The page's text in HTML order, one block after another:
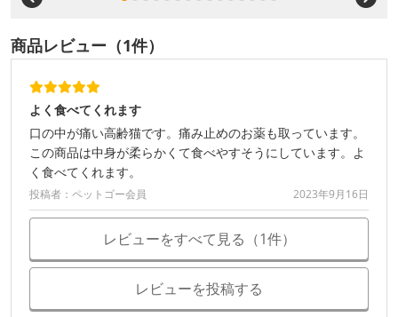
商品レビュー（1件）
よく食べてくれます
口の中が痛い高齢猫です。痛み止めのお薬も取っています。
この商品は中身が柔らかくて食べやすそうにしています。よ
く食べてくれます。
投稿者：ペットゴー会員 2023年9月16日
レビューをすべて見る（1件）
レビューを投稿する